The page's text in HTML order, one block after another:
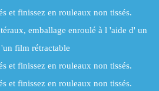
et finissez en rouleaux non tissés.
emballage enroulé à l 'aide d' un
film rétractable
et finissez en rouleaux non tissés.
et finissez en rouleaux non tissés.